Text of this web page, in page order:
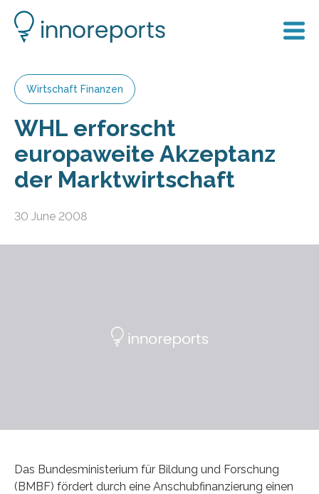
Wirtschaft Finanzen
WHL erforscht
europaweite Akzeptanz
der Marktwirtschaft
30 June 2008
Das Bundesministerium für Bildung und Forschung
(BMBF) fördert durch eine Anschubfinanzierung einen